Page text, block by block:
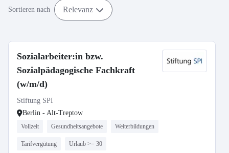
Sortieren nach Relevanz
Sozialarbeiter:in bzw.
Sozialpädagogische Fachkraft
(w/m/d)
Stiftung SPI
Berlin - Alt-Treptow
Vollzeit Gesundheitsangebote Weiterbildungen
Tarifvergütung Urlaub >= 30